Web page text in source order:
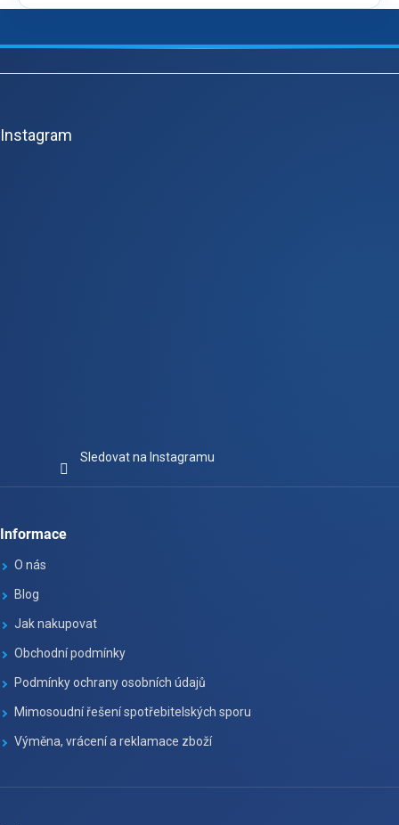
Z
Instagram
Sledovat na Instagramu
Informace
O nás
Blog
Jak nakupovat
Obchodní podmínky
Podmínky ochrany osobních údajů
Mimosoudní řešení spotřebitelských sporu
Výměna, vrácení a reklamace zboží